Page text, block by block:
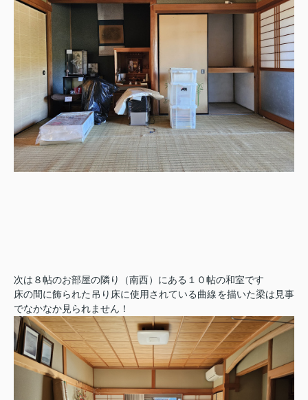
次は８帖のお部屋の隣り（南西）にある１０帖の和室です
床の間に飾られた吊り床に使用されている曲線を描いた梁は見事
でなかなか見られません！